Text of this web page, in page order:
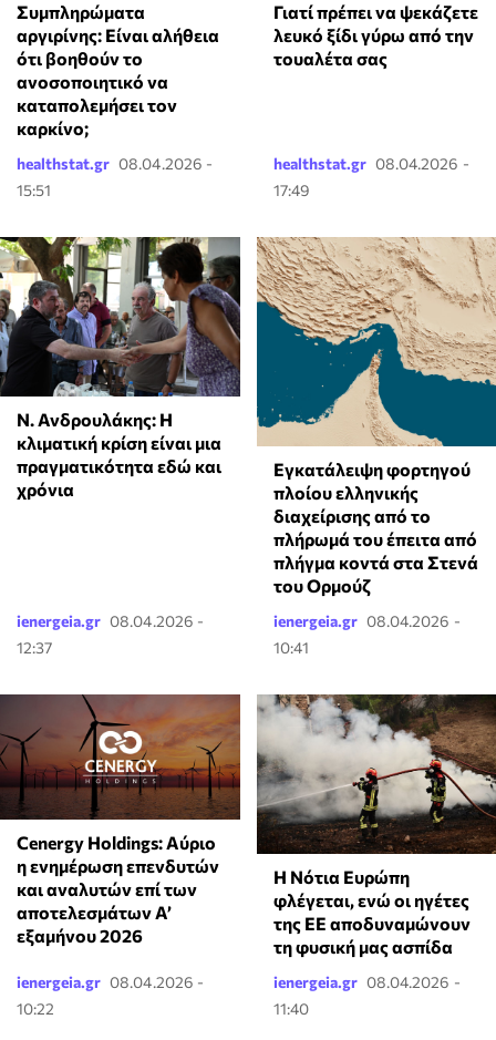
⁠Συμπληρώματα
αργιρίνης: Είναι αλήθεια
ότι βοηθούν το
ανοσοποιητικό να
καταπολεμήσει τον
καρκίνο;
healthstat.gr 08.04.2026 -
15:51
Γιατί πρέπει να ψεκάζετε
λευκό ξίδι γύρω από την
τουαλέτα σας
healthstat.gr 08.04.2026 -
17:49
Ν. Ανδρουλάκης: Η
κλιματική κρίση είναι μια
πραγματικότητα εδώ και
χρόνια
ienergeia.gr 08.04.2026 -
12:37
Εγκατάλειψη φορτηγού
πλοίου ελληνικής
διαχείρισης από το
πλήρωμά του έπειτα από
πλήγμα κοντά στα Στενά
του Ορμούζ
ienergeia.gr 08.04.2026 -
10:41
Cenergy Holdings: Αύριο
η ενημέρωση επενδυτών
και αναλυτών επί των
αποτελεσμάτων A’
εξαμήνου 2026
ienergeia.gr 08.04.2026 -
10:22
Η Νότια Ευρώπη
φλέγεται, ενώ οι ηγέτες
της ΕΕ αποδυναμώνουν
τη φυσική μας ασπίδα
ienergeia.gr 08.04.2026 -
11:40